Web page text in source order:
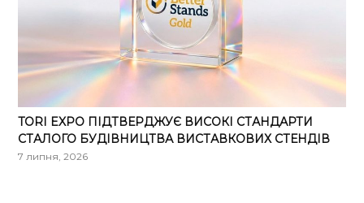
TORI EXPO ПІДТВЕРДЖУЄ ВИСОКІ СТАНДАРТИ
СТАЛОГО БУДІВНИЦТВА ВИСТАВКОВИХ СТЕНДІВ
7 липня, 2026